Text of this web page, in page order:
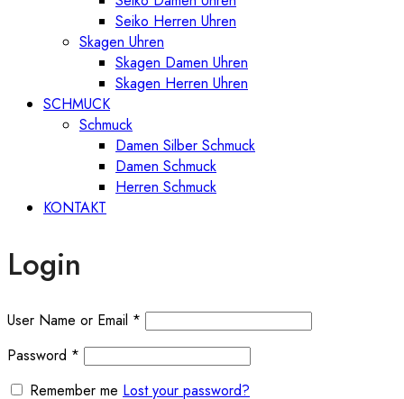
Seiko Herren Uhren
Skagen Uhren
Skagen Damen Uhren
Skagen Herren Uhren
SCHMUCK
Schmuck
Damen Silber Schmuck
Damen Schmuck
Herren Schmuck
KONTAKT
Login
User Name or Email *
Password *
Remember me Lost your password?